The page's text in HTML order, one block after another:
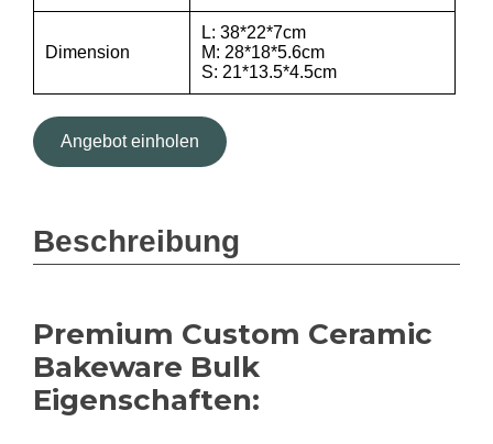
Dimension
L: 38*22*7cm
M: 28*18*5.6cm
S: 21*13.5*4.5cm
Angebot einholen
Beschreibung
Premium Custom Ceramic
Bakeware Bulk
Eigenschaften: